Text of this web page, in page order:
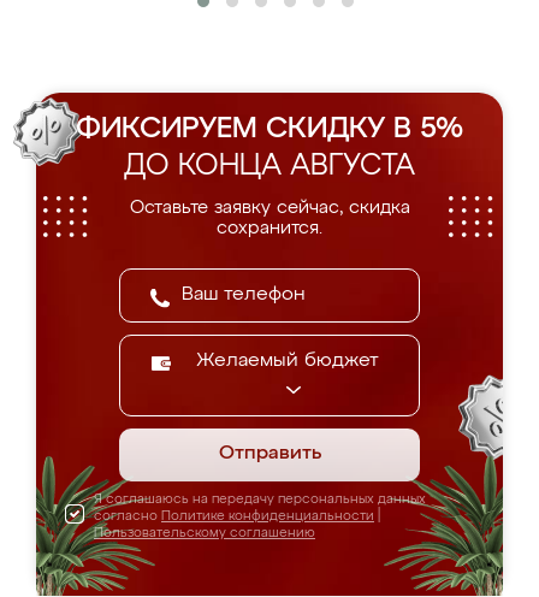
ФИКСИРУЕМ СКИДКУ В 5%
ДО КОНЦА АВГУСТА
Оставьте заявку сейчас, скидка
сохранится.
Желаемый бюджет
Отправить
Я соглашаюсь на передачу персональных данных
согласно Политике конфиденциальности
Пользовательскому соглашению